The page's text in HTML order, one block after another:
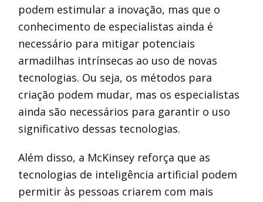
podem estimular a inovação, mas que o
conhecimento de especialistas ainda é
necessário para mitigar potenciais
armadilhas intrínsecas ao uso de novas
tecnologias. Ou seja, os métodos para
criação podem mudar, mas os especialistas
ainda são necessários para garantir o uso
significativo dessas tecnologias.
Além disso, a McKinsey reforça que as
tecnologias de inteligência artificial podem
permitir às pessoas criarem com mais